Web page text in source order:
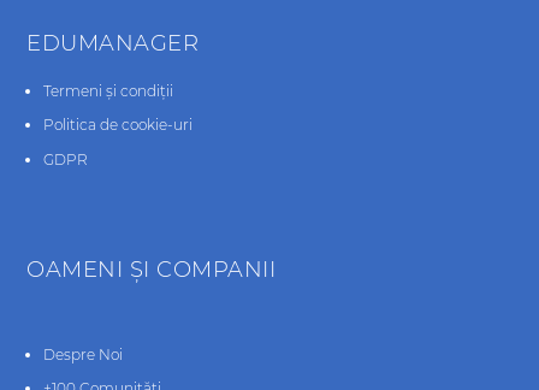
EDUMANAGER
Termeni și condiții
Politica de cookie-uri
GDPR
OAMENI ŞI COMPANII
Despre Noi